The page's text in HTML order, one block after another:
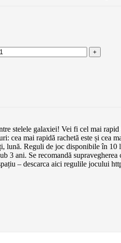
stelele galaxiei! Vei fi cel mai
cea mai rapidă rachetă este și
lună. Reguli de joc disponibile în
ani. Se recomandă
– descarca aici regulile jocului